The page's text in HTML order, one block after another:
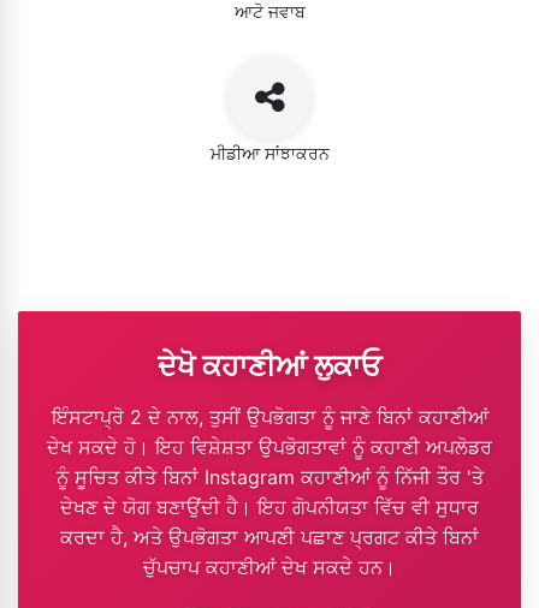
ਆਟੋ ਜਵਾਬ
ਮੀਡੀਆ ਸਾਂਝਾਕਰਨ
ਦੇਖੋ ਕਹਾਣੀਆਂ ਲੁਕਾਓ
ਇੰਸਟਾਪ੍ਰੋ 2 ਦੇ ਨਾਲ, ਤੁਸੀਂ ਉਪਭੋਗਤਾ ਨੂੰ ਜਾਣੇ ਬਿਨਾਂ ਕਹਾਣੀਆਂ
ਦੇਖ ਸਕਦੇ ਹੋ। ਇਹ ਵਿਸ਼ੇਸ਼ਤਾ ਉਪਭੋਗਤਾਵਾਂ ਨੂੰ ਕਹਾਣੀ ਅਪਲੋਡਰ
ਨੂੰ ਸੂਚਿਤ ਕੀਤੇ ਬਿਨਾਂ Instagram ਕਹਾਣੀਆਂ ਨੂੰ ਨਿੱਜੀ ਤੌਰ 'ਤੇ
ਦੇਖਣ ਦੇ ਯੋਗ ਬਣਾਉਂਦੀ ਹੈ। ਇਹ ਗੋਪਨੀਯਤਾ ਵਿੱਚ ਵੀ ਸੁਧਾਰ
ਕਰਦਾ ਹੈ, ਅਤੇ ਉਪਭੋਗਤਾ ਆਪਣੀ ਪਛਾਣ ਪ੍ਰਗਟ ਕੀਤੇ ਬਿਨਾਂ
ਚੁੱਪਚਾਪ ਕਹਾਣੀਆਂ ਦੇਖ ਸਕਦੇ ਹਨ।